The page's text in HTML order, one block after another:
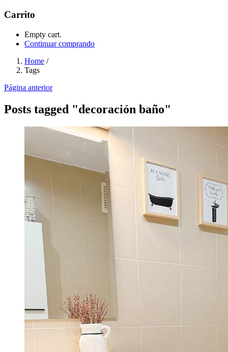
Carrito
Empty cart.
Continuar comprando
Home /
Tags
Página anterior
Posts tagged "decoración baño"